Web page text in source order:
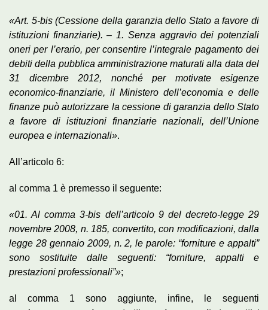
«Art. 5-bis (Cessione della garanzia dello Stato a favore di
istituzioni finanziarie). – 1. Senza aggravio dei potenziali
oneri per l’erario, per consentire l’integrale pagamento dei
debiti della pubblica amministrazione maturati alla data del
31 dicembre 2012, nonché per motivate esigenze
economico-finanziarie, il Ministero dell’economia e delle
finanze può autorizzare la cessione di garanzia dello Stato
a favore di istituzioni finanziarie nazionali, dell’Unione
europea e internazionali».
All’articolo 6:
al comma 1 è premesso il seguente:
«01. Al comma 3-bis dell’articolo 9 del decreto-legge 29
novembre 2008, n. 185, convertito, con modificazioni, dalla
legge 28 gennaio 2009, n. 2, le parole: “forniture e appalti”
sono sostituite dalle seguenti: “forniture, appalti e
prestazioni professionali”»;
al comma 1 sono aggiunte, infine, le seguenti